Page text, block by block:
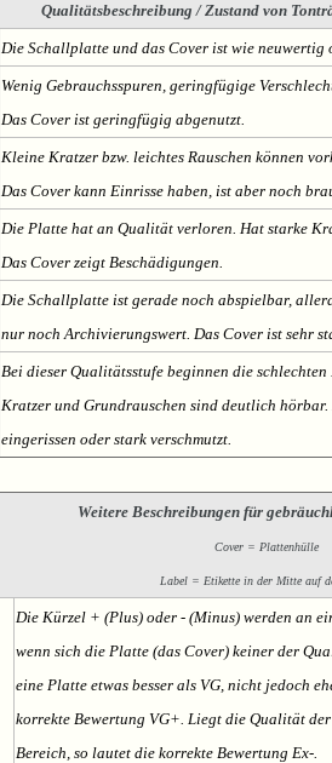
Qualitätsbeschreibung / Zustand von
Die Schallplatte und das Cover ist wie
Wenig Gebrauchsspuren, geringfügige
Das Cover ist geringfügig abgenutzt.
Kleine Kratzer bzw. leichtes Rauschen können
Das Cover kann Einrisse haben, ist aber noch
Die Platte hat an Qualität verloren. Hat starke
Das Cover zeigt Beschädigungen.
Die Schallplatte ist gerade noch abspielbar,
nur noch Archivierungswert. Das Cover ist sehr
Bei dieser Qualitätsstufe beginnen die
Kratzer und Grundrauschen sind deutlich
eingerissen oder stark verschmutzt.
Weitere Beschreibungen für
Cover = Plattenhülle
Label = Etikette in der Mitte auf
Die Kürzel + (Plus) oder - (Minus) werden an
wenn sich die Platte (das Cover) keiner der
eine Platte etwas besser als VG, nicht jedoch
korrekte Bewertung VG+. Liegt die Qualität
Bereich, so lautet die korrekte Bewertung Ex-.